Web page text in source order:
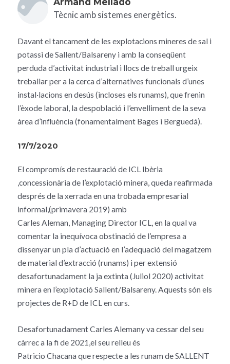
Tècnic amb sistemes energètics.
Davant el tancament de les explotacions mineres de sal i
potassi de Sallent/Balsareny i amb la conseqüent
perduda d’activitat industrial i llocs de treball urgeix
treballar per a la cerca d’alternatives funcionals d’unes
instal·lacions en desús (incloses els runams), que frenin
l’èxode laboral, la despoblació i l’envelliment de la seva
àrea d’influència (fonamentalment Bages i Berguedá).
17/7/2020
El compromís de restauració de ICL Ibèria
,concessionària de l’explotació minera, queda reafirmada
després de la xerrada en una trobada empresarial
informal,(primavera 2019) amb
Carles Aleman, Managing Director ICL, en la qual va
comentar la inequívoca obstinació de l’empresa a
dissenyar un pla d’actuació en l’adequació del magatzem
de material d’extracció (runams) i per extensió
desafortunadament la ja extinta (Juliol 2020) activitat
minera en l’explotació Sallent/Balsareny. Aquests són els
projectes de R+D de ICL en curs.
Desafortunadament Carles Alemany va cessar del seu
càrrec a la fi de 2021,el seu relleu és
Patricio Chacana que respecte a les runam de SALLENT